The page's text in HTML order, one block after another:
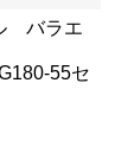
バラエ
55セ